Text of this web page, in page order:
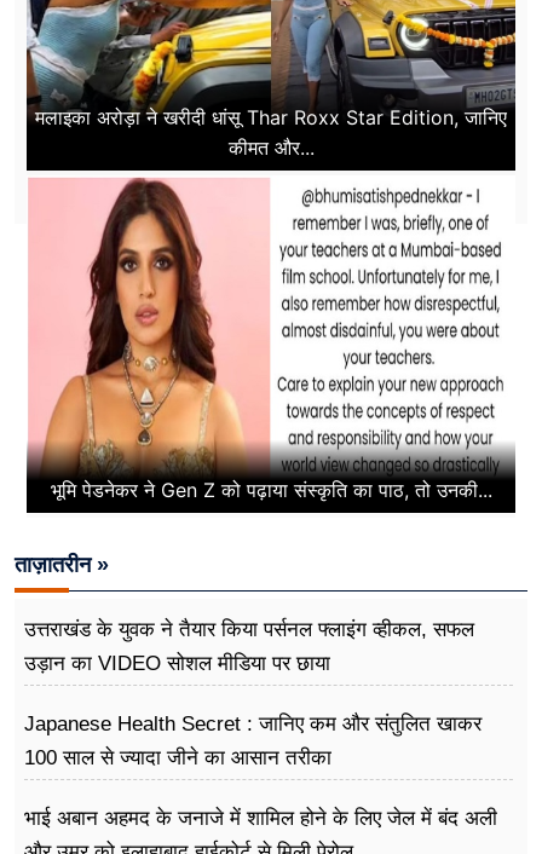
मलाइका अरोड़ा ने खरीदी धांसू Thar Roxx Star Edition, जानिए
कीमत और...
भूमि पेडनेकर ने Gen Z को पढ़ाया संस्कृति का पाठ, तो उनकी...
ताज़ातरीन »
उत्तराखंड के युवक ने तैयार किया पर्सनल फ्लाइंग व्हीकल, सफल
उड़ान का VIDEO सोशल मीडिया पर छाया
Japanese Health Secret : जानिए कम और संतुलित खाकर
100 साल से ज्यादा जीने का आसान तरीका
भाई अबान अहमद के जनाजे में शामिल होने के लिए जेल में बंद अली